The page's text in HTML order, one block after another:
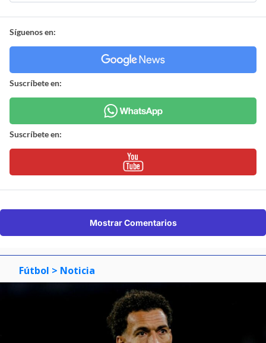
Síguenos en:
Suscríbete en:
Suscríbete en:
Mostrar Comentarios
Fútbol > Noticia